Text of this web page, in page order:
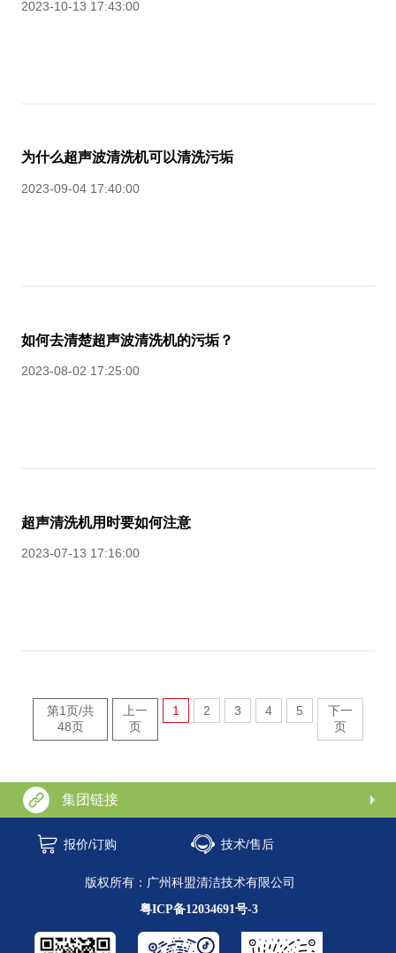
2023-10-13 17:43:00
为什么超声波清洗机可以清洗污垢
2023-09-04 17:40:00
如何去清楚超声波清洗机的污垢？
2023-08-02 17:25:00
超声清洗机用时要如何注意
2023-07-13 17:16:00
第1页/共
48页
上一
页
1 2 3 4 5
下一
页
集团链接
报价/订购 技术/售后
版权所有：广州科盟清洁技术有限公司
粤ICP备12034691号-3